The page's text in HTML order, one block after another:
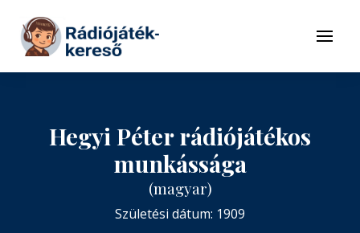
Tovább a tartalomhoz
Menü
Hegyi Péter rádiójátékos
munkássága
(magyar)
Születési dátum: 1909